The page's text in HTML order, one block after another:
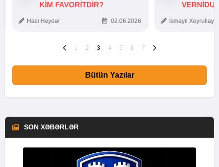
KIM FAVORITDIR?
Hacı Heydər 02.06.2026 İsmayıl
1 2 3 4 5 6 7
Bütün Yazılar
SON XƏBƏRLƏR